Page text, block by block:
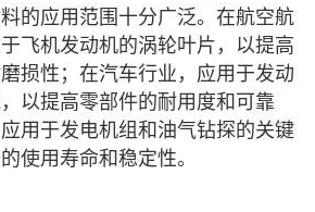
的应用范围十分广泛。在航空航
飞机发动机的涡轮叶片，以提高
损性；在汽车行业，应用于发动
以提高零部件的耐用度和可靠
用于发电机组和油气钻探的关键
使用寿命和稳定性。